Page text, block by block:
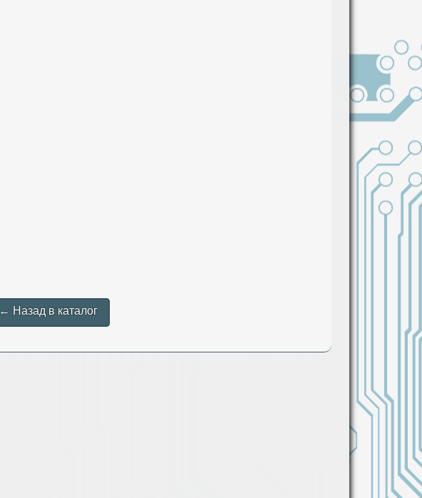
← Назад в каталог